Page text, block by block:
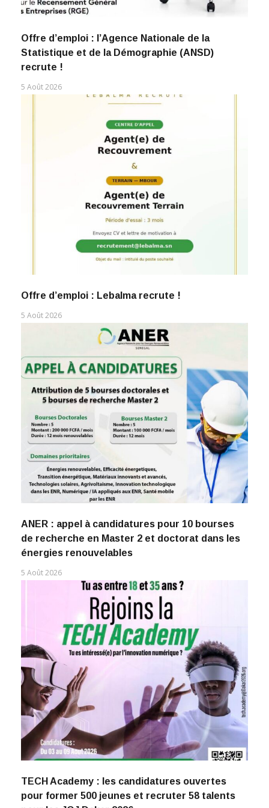
Offre d’emploi : l’Agence Nationale de la
Statistique et de la Démographie (ANSD)
recrute !
5 Août 2026
Offre d’emploi : Lebalma recrute !
5 Août 2026
ANER : appel à candidatures pour 10 bourses
de recherche en Master 2 et doctorat dans les
énergies renouvelables
5 Août 2026
TECH Academy : les candidatures ouvertes
pour former 500 jeunes et recruter 58 talents